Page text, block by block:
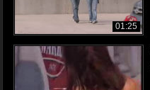
01:25